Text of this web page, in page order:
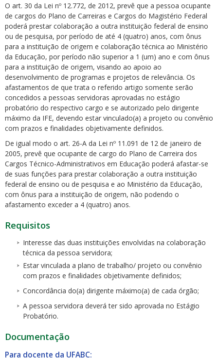
O art. 30 da Lei nº 12.772, de 2012, prevê que a pessoa ocupante
de cargos do Plano de Carreiras e Cargos do Magistério Federal
poderá prestar colaboração a outra instituição federal de ensino
ou de pesquisa, por período de até 4 (quatro) anos, com ônus
para a instituição de origem e colaboração técnica ao Ministério
da Educação, por período não superior a 1 (um) ano e com ônus
para a instituição de origem, visando ao apoio ao
desenvolvimento de programas e projetos de relevância. Os
afastamentos de que trata o referido artigo somente serão
concedidos a pessoas servidoras aprovadas no estágio
probatório do respectivo cargo e se autorizado pelo dirigente
máximo da IFE, devendo estar vinculado(a) a projeto ou convênio
com prazos e finalidades objetivamente definidos.
De igual modo o art. 26-A da Lei nº 11.091 de 12 de janeiro de
2005, prevê que ocupante de cargo do Plano de Carreira dos
Cargos Técnico-Administrativos em Educação poderá afastar-se
de suas funções para prestar colaboração a outra instituição
federal de ensino ou de pesquisa e ao Ministério da Educação,
com ônus para a instituição de origem, não podendo o
afastamento exceder a 4 (quatro) anos.
Requisitos
Interesse das duas instituições envolvidas na colaboração
técnica da pessoa servidora;
Estar vinculada a plano de trabalho/ projeto ou convênio
com prazos e finalidades objetivamente definidos;
Concordância do(a) dirigente máximo(a) de cada órgão;
A pessoa servidora deverá ter sido aprovada no Estágio
Probatório.
Documentação
Para docente da UFABC: